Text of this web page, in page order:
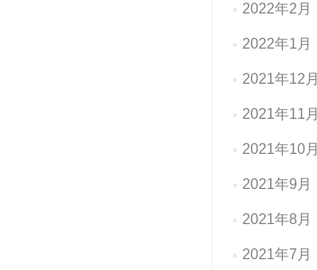
2022年2月
2022年1月
2021年12月
2021年11月
2021年10月
2021年9月
2021年8月
2021年7月